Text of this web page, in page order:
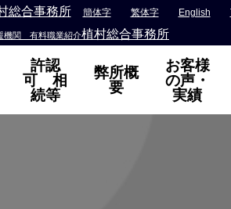
総合事務所 簡体字 繁体字 English
機関 有料職業紹介植村総合事務所
許認
可 相
続等
弊所概
要
お客様
の声・
実績